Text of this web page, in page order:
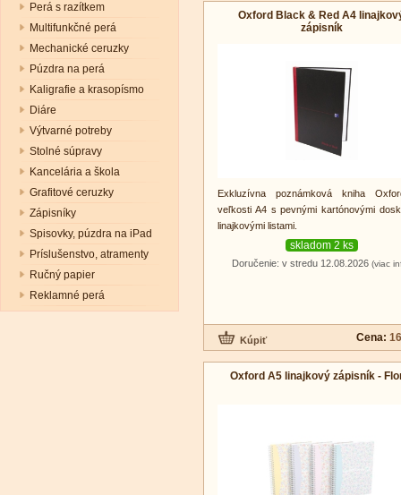
Perá s razítkem
Multifunkčné perá
Mechanické ceruzky
Púzdra na perá
Kaligrafie a krasopísmo
Diáre
Výtvarné potreby
Stolné súpravy
Kancelária a škola
Grafitové ceruzky
Zápisníky
Spisovky, púzdra na iPad
Príslušenstvo, atramenty
Ručný papier
Reklamné perá
Oxford Black & Red A4
zápisník
Exkluzívna poznámková kniha
veľkosti A4 s pevnými kartónovými
linajkovými listami.
skladom 2 ks
Doručenie: v stredu 12.08.2026(viac
Cena:
Oxford A5 linajkový zápisník -